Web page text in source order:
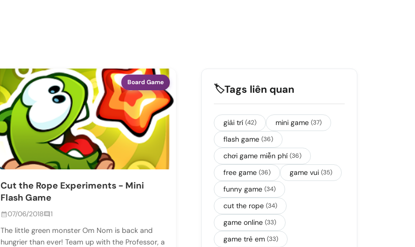
Board Game
Cut the Rope Experiments - Mini
Flash Game
07/06/2018 1
The little green monster Om Nom is back and
hungrier than ever! Team up with the Professor, a
🏷️Tags liên quan
giải trí (42) mini game (37)
flash game (36)
chơi game miễn phí (36)
free game (36) game vui (35)
funny game (34)
cut the rope (34)
game online (33)
game trẻ em (33)